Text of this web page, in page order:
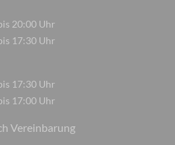
20:00 Uhr
17:30 Uhr
17:30 Uhr
17:00 Uhr
Vereinbarung